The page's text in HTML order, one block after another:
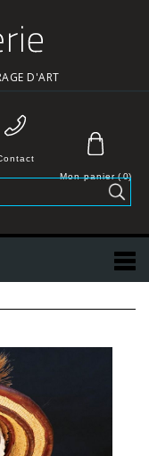
D'ART
Mon panier( 0)